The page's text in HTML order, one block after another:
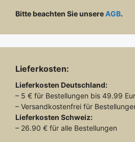
Bitte beachten Sie unsereAGB.
Lieferkosten:
Lieferkosten Deutschland:
– 5 € für Bestellungen bis 49.99
– Versandkostenfrei für
Lieferkosten Schweiz:
– 26.90 € für alle Bestellungen